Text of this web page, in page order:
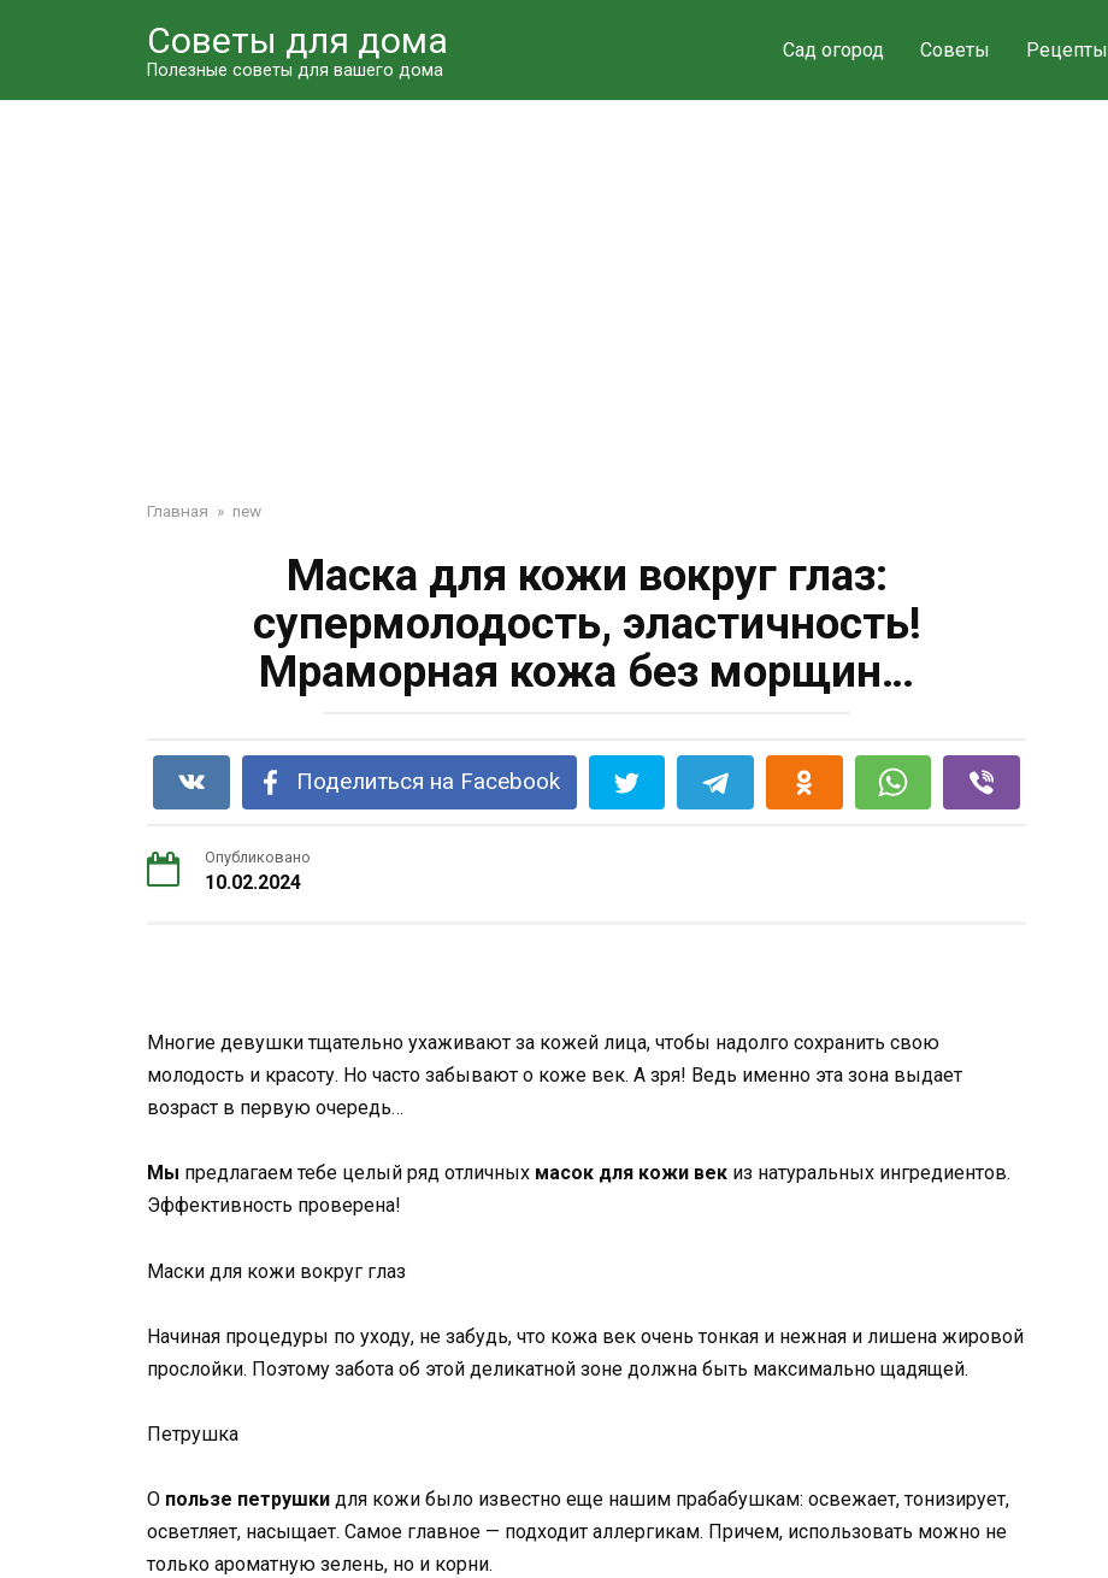
Советы для дома
Полезные советы для вашего дома
Сад огород Советы Рецепты
Главная » new
Маска для кожи вокруг глаз:
супермолодость, эластичность!
Мраморная кожа без морщин…
Поделиться на Facebook
Опубликовано
10.02.2024
Многие девушки тщательно ухаживают за кожей лица, чтобы надолго сохранить свою
молодость и красоту. Но часто забывают о коже век. А зря! Ведь именно эта зона выдает
возраст в первую очередь…
Мы предлагаем тебе целый ряд отличных масок для кожи век из натуральных ингредиентов.
Эффективность проверена!
Маски для кожи вокруг глаз
Начиная процедуры по уходу, не забудь, что кожа век очень тонкая и нежная и лишена жировой
прослойки. Поэтому забота об этой деликатной зоне должна быть максимально щадящей.
Петрушка
О пользе петрушки для кожи было известно еще нашим прабабушкам: освежает, тонизирует,
осветляет, насыщает. Самое главное — подходит аллергикам. Причем, использовать можно не
только ароматную зелень, но и корни.